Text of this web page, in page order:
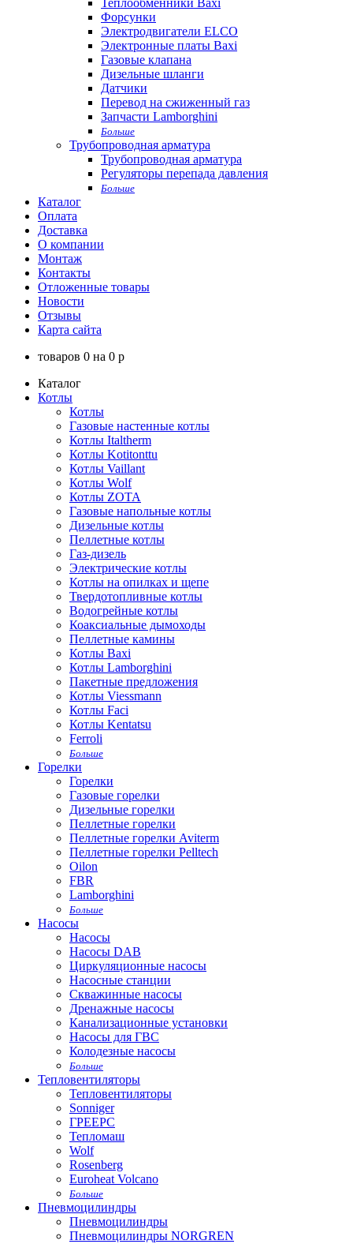
Теплообменники Baxi
Форсунки
Электродвигатели ELCO
Электронные платы Baxi
Газовые клапана
Дизельные шланги
Датчики
Перевод на сжиженный газ
Запчасти Lamborghini
Больше
Трубопроводная арматура
Трубопроводная арматура
Регуляторы перепада давления
Больше
Каталог
Оплата
Доставка
О компании
Монтаж
Контакты
Отложенные товары
Новости
Отзывы
Карта сайта
товаров 0 на 0 p
Каталог
Котлы
Котлы
Газовые настенные котлы
Котлы Italtherm
Котлы Kotitonttu
Котлы Vaillant
Котлы Wolf
Котлы ZOTA
Газовые напольные котлы
Дизельные котлы
Пеллетные котлы
Газ-дизель
Электрические котлы
Котлы на опилках и щепе
Твердотопливные котлы
Водогрейные котлы
Коаксиальные дымоходы
Пеллетные камины
Котлы Baxi
Котлы Lamborghini
Пакетные предложения
Котлы Viessmann
Котлы Faci
Котлы Kentatsu
Ferroli
Больше
Горелки
Горелки
Газовые горелки
Дизельные горелки
Пеллетные горелки
Пеллетные горелки Aviterm
Пеллетные горелки Pelltech
Oilon
FBR
Lamborghini
Больше
Насосы
Насосы
Насосы DAB
Циркуляционные насосы
Насосные станции
Скважинные насосы
Дренажные насосы
Канализационные установки
Насосы для ГВС
Колодезные насосы
Больше
Тепловентиляторы
Тепловентиляторы
Sonniger
ГРЕЕРС
Тепломаш
Wolf
Rosenberg
Euroheat Volcano
Больше
Пневмоцилиндры
Пневмоцилиндры
Пневмоцилиндры NORGREN